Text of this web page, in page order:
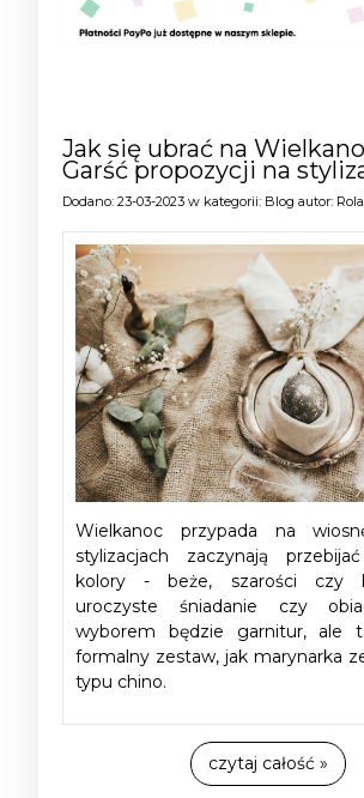
Jak się ubrać na
Garść propozycji na
Dodano: 23-03-2023 w kategorii: Blog autor:
Wielkanoc przypada na
stylizacjach zaczynają
kolory - beże, szarości czy
uroczyste śniadanie czy
wyborem będzie garnitur, ale
formalny zestaw, jak marynarka
typu chino.
czytaj całość »